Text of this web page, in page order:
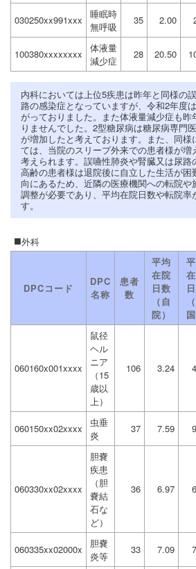
030250xx991xxx
睡眠時
無呼吸
35 2.00
100380xxxxxxxx
体液量
減少症
28 20.50
内科においては上位5疾患は昨年と同様の
路の感染症となっていますが、令和2年度
がっておりました。また体液量減少症も昨
りませんでした。2型糖尿病は糖尿病専門
が増加したと考えております。また、同
ては、当院のスリープ外来での患者様が増
考えられます。誤嚥性肺炎や腎臓又は尿路
高齢の患者様は退院後に自立した生活が
向にあるため、近隣の医療機関への転院
調整が必要であり、平均在院日数や転院率
す。
外科
DPCコード
DPC
名称
患者
数
平均
在院
日数
（自
院）
国
060160x001xxxx
鼠径
ヘル
ニア
（15
歳以
上）
106 3.24
060150xx02xxxx
虫垂
炎
37 7.59
060330xx02xxxx
胆嚢
疾患
（胆
嚢結
石な
ど）
36 6.97
060335xx02000x
胆嚢
炎等
33 7.09